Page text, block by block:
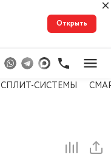
Открыть
СПЛИТ-СИСТЕМЫ